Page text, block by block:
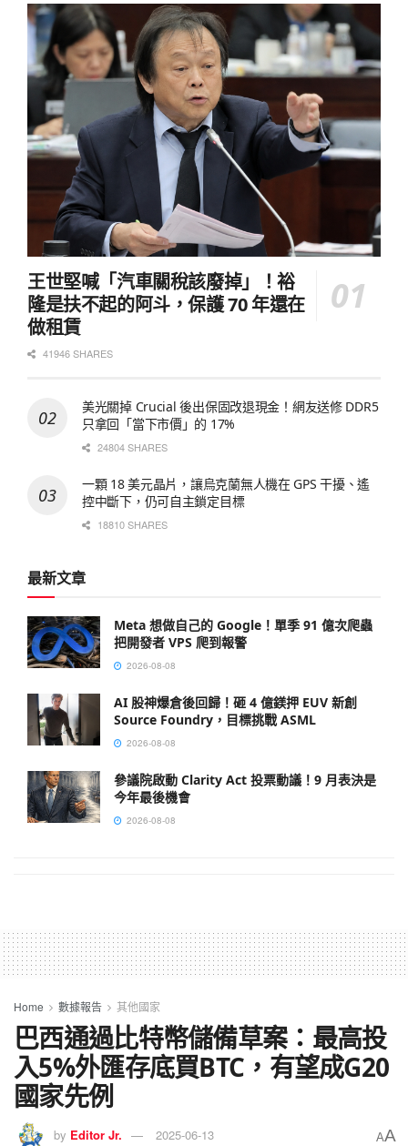
王世堅喊「汽車關稅該廢掉」！裕
隆是扶不起的阿斗，保護 70 年還在
做租賃
41946 SHARES
美光關掉 Crucial 後出保固改退現金！網友送修 DDR5
只拿回「當下市價」的 17%
24804 SHARES
一顆 18 美元晶片，讓烏克蘭無人機在 GPS 干擾、遙
控中斷下，仍可自主鎖定目標
18810 SHARES
最新文章
Meta 想做自己的 Google！單季 91 億次爬蟲
把開發者 VPS 爬到報警
2026-08-08
AI 股神爆倉後回歸！砸 4 億鎂押 EUV 新創
Source Foundry，目標挑戰 ASML
2026-08-08
參議院啟動 Clarity Act 投票動議！9 月表決是
今年最後機會
2026-08-08
Home 數據報告 其他國家
巴西通過比特幣儲備草案：最高投
入5%外匯存底買BTC，有望成G20
國家先例
by Editor Jr. 2025-06-13 AA